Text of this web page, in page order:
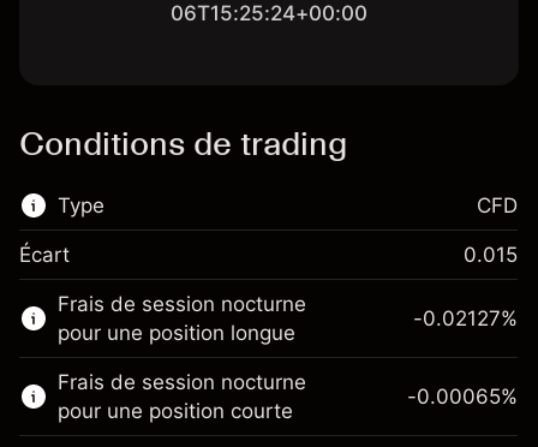
06T15:25:24+00:00
Conditions de trading
Type
Ce marché financier est disponible pour le
trading de CFD.
En savoir plus sur :
CFD
CFD
Écart 0.015
Frais de session nocturne
pour une position longue
-0.02127%
Frais de session nocturne
pour une position courte
-0.00065%